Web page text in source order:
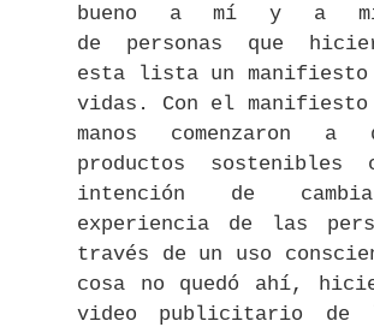
bueno a mí y a
de personas que
esta lista un manifiesto
vidas. Con el manifiesto
manos comenzaron a
productos sostenibles
intención de
experiencia de las
través de un uso
cosa no quedó ahí,
video publicitario de